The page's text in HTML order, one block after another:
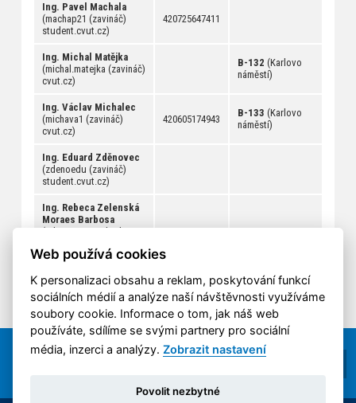
Ing. Pavel Machala
(machap21 (zavináč)
student.cvut.cz)
420725647411
Ing. Michal Matějka
(michal.matejka (zavináč)
cvut.cz)
B-132 (Karlovo
náměstí)
Ing. Václav Michalec
(michava1 (zavináč)
cvut.cz)
420605174943
B-133 (Karlovo
náměstí)
Ing. Eduard Zděnovec
(zdenoedu (zavináč)
student.cvut.cz)
Ing. Rebeca Zelenská
Moraes Barbosa
(rebeca.moraesbarbosa
Web používá cookies
K personalizaci obsahu a reklam, poskytování funkcí
sociálních médií a analýze naší návštěvnosti využíváme
soubory cookie. Informace o tom, jak náš web
používáte, sdílíme se svými partnery pro sociální
média, inzerci a analýzy.Zobrazit nastavení
Povolit nezbytné